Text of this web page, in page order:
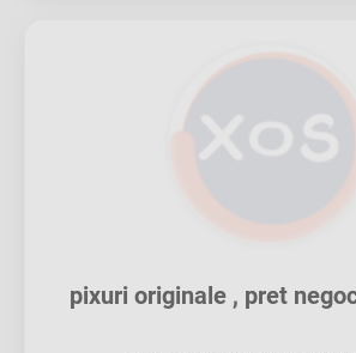
pixuri originale , pret